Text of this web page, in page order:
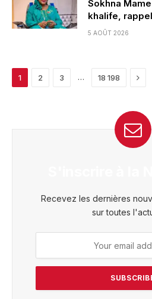
Sokhna
khalife,
5 AOÛT 2026
1 2 3 … 18 198 Next
Recevez les dernières
sur toutes